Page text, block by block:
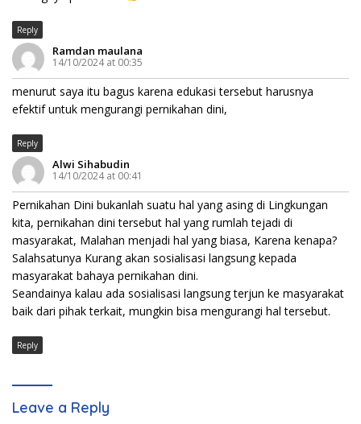
Reply
Ramdan maulana
14/10/2024 at 00:35
menurut saya itu bagus karena edukasi tersebut harusnya
efektif untuk mengurangi pernikahan dini,
Reply
Alwi Sihabudin
14/10/2024 at 00:41
Pernikahan Dini bukanlah suatu hal yang asing di Lingkungan
kita, pernikahan dini tersebut hal yang rumlah tejadi di
masyarakat, Malahan menjadi hal yang biasa, Karena kenapa?
Salahsatunya Kurang akan sosialisasi langsung kepada
masyarakat bahaya pernikahan dini.
Seandainya kalau ada sosialisasi langsung terjun ke masyarakat
baik dari pihak terkait, mungkin bisa mengurangi hal tersebut.
Reply
Leave a Reply